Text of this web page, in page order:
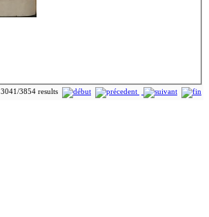
3041/3854 results